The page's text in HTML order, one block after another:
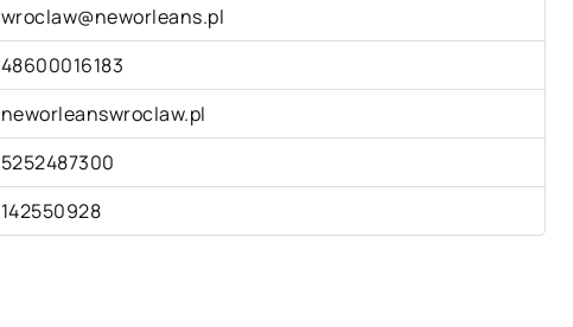
wroclaw@neworleans.pl
48600016183
neworleanswroclaw.pl
5252487300
142550928